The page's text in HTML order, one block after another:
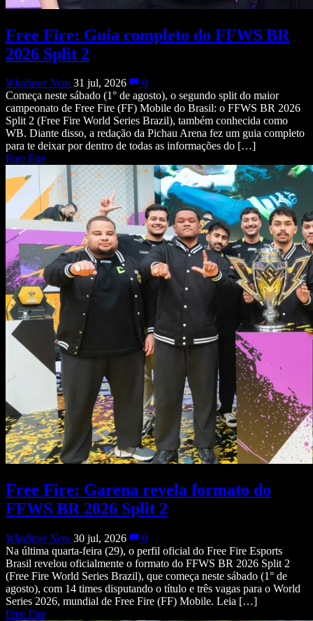
Free Fire: Guia completo do FFWS BR
2026 Split 2
Wladimir Neto 31 jul, 2026
0
Começa neste sábado (1° de agosto), o segundo split do maior
campeonato de Free Fire (FF) Mobile do Brasil: o FFWS BR 2026
Split 2 (Free Fire World Series Brazil), também conhecida como
WB. Diante disso, a redação da Pichau Arena fez um guia completo
para te deixar por dentro de todas as informações do […]
Free Fire
Free Fire: Garena revela formato do
FFWS BR 2026 Split 2
Wladimir Neto 30 jul, 2026
0
Na última quarta-feira (29), o perfil oficial do Free Fire Esports
Brasil revelou oficialmente o formato do FFWS BR 2026 Split 2
(Free Fire World Series Brazil), que começa neste sábado (1° de
agosto), com 14 times disputando o título e três vagas para o World
Series 2026, mundial de Free Fire (FF) Mobile. Leia […]
Free Fire